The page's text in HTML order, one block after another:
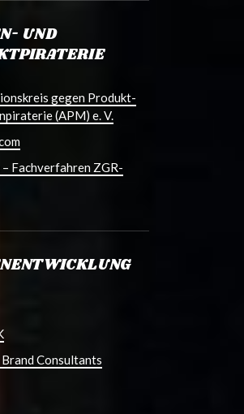
UND
gegen Produkt-
(APM) e. V.
Fachverfahren ZGR-
Brand Consultants